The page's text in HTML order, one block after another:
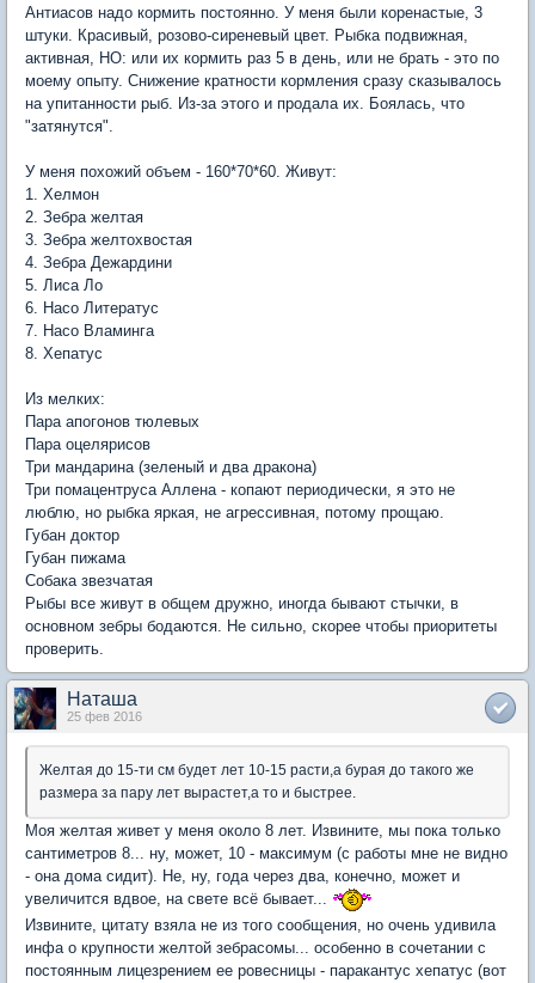
Антиасов надо кормить постоянно. У меня были коренастые, 3
штуки. Красивый, розово-сиреневый цвет. Рыбка подвижная,
активная, НО: или их кормить раз 5 в день, или не брать - это по
моему опыту. Снижение кратности кормления сразу сказывалось
на упитанности рыб. Из-за этого и продала их. Боялась, что
"затянутся".
У меня похожий объем - 160*70*60. Живут:
1. Хелмон
2. Зебра желтая
3. Зебра желтохвостая
4. Зебра Дежардини
5. Лиса Ло
6. Насо Литератус
7. Насо Вламинга
8. Хепатус
Из мелких:
Пара апогонов тюлевых
Пара оцелярисов
Три мандарина (зеленый и два дракона)
Три помацентруса Аллена - копают периодически, я это не
люблю, но рыбка яркая, не агрессивная, потому прощаю.
Губан доктор
Губан пижама
Собака звезчатая
Рыбы все живут в общем дружно, иногда бывают стычки, в
основном зебры бодаются. Не сильно, скорее чтобы приоритеты
проверить.
Наташа
25 фев 2016
Желтая до 15-ти см будет лет 10-15 расти,а бурая до такого же
размера за пару лет вырастет,а то и быстрее.
Моя желтая живет у меня около 8 лет. Извините, мы пока только
сантиметров 8... ну, может, 10 - максимум (с работы мне не видно
- она дома сидит). Не, ну, года через два, конечно, может и
увеличится вдвое, на свете всё бывает...
Извините, цитату взяла не из того сообщения, но очень удивила
инфа о крупности желтой зебрасомы... особенно в сочетании с
постоянным лицезрением ее ровесницы - паракантус хепатус (вот